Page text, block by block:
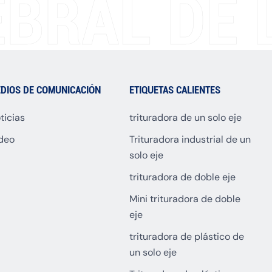
ETIQUETAS CALIENTES
trituradora de un solo eje
Trituradora industrial de un
solo eje
trituradora de doble eje
Mini trituradora de doble
eje
trituradora de plástico de
un solo eje
DE COMUNICACIÓN